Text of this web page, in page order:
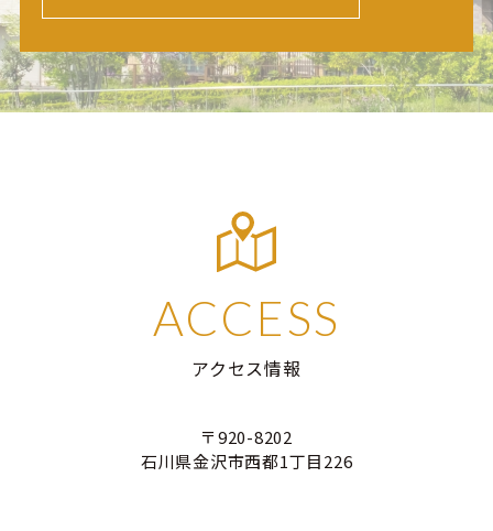
ACCESS
アクセス情報
〒920-8202
石川県金沢市西都1丁目226